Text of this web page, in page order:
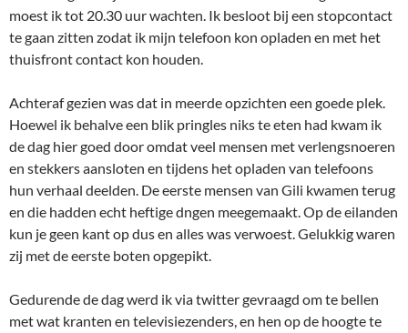
moest ik tot 20.30 uur wachten. Ik besloot bij een stopcontact
te gaan zitten zodat ik mijn telefoon kon opladen en met het
thuisfront contact kon houden.
Achteraf gezien was dat in meerde opzichten een goede plek.
Hoewel ik behalve een blik pringles niks te eten had kwam ik
de dag hier goed door omdat veel mensen met verlengsnoeren
en stekkers aansloten en tijdens het opladen van telefoons
hun verhaal deelden. De eerste mensen van Gili kwamen terug
en die hadden echt heftige dngen meegemaakt. Op de eilanden
kun je geen kant op dus en alles was verwoest. Gelukkig waren
zij met de eerste boten opgepikt.
Gedurende de dag werd ik via twitter gevraagd om te bellen
met wat kranten en televisiezenders, en hen op de hoogte te